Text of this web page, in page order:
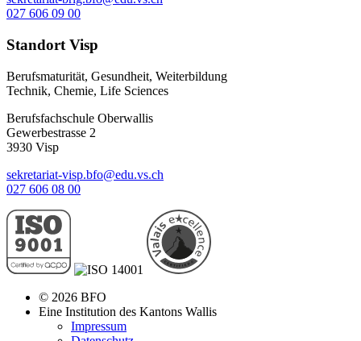
027 606 09 00
Standort Visp
Berufsmaturität, Gesundheit, Weiterbildung
Technik, Chemie, Life Sciences
Berufsfachschule Oberwallis
Gewerbestrasse 2
3930 Visp
sekretariat-visp.bfo@edu.vs.ch
027 606 08 00
© 2026 BFO
Eine Institution des Kantons Wallis
Impressum